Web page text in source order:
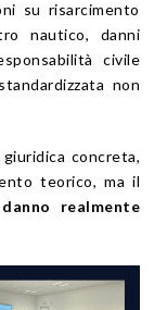
su risarcimento
nautico, danni
civile
non
concreta,
teorico, ma il
realmente